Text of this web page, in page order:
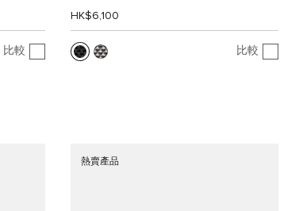
比較
HK$6,100
比較
熱賣產品